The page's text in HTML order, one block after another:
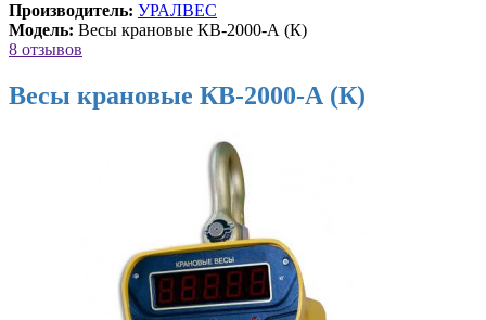
Производитель: УРАЛВЕС
Модель: Весы крановые КВ-2000-А (К)
8 отзывов
Весы крановые КВ-2000-А (К)